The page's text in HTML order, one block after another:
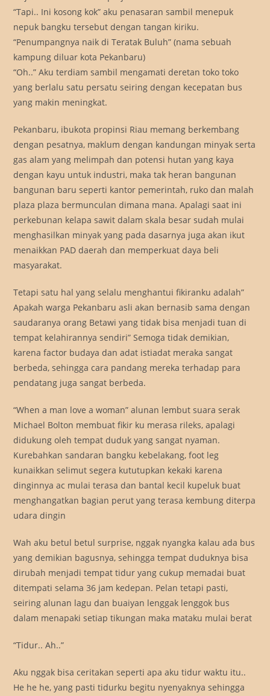
“Tapi.. Ini kosong kok” aku penasaran sambil menepuk
nepuk bangku tersebut dengan tangan kiriku.
“Penumpangnya naik di Teratak Buluh” (nama sebuah
kampung diluar kota Pekanbaru)
“Oh..” Aku terdiam sambil mengamati deretan toko toko
yang berlalu satu persatu seiring dengan kecepatan bus
yang makin meningkat.
Pekanbaru, ibukota propinsi Riau memang berkembang
dengan pesatnya, maklum dengan kandungan minyak serta
gas alam yang melimpah dan potensi hutan yang kaya
dengan kayu untuk industri, maka tak heran bangunan
bangunan baru seperti kantor pemerintah, ruko dan malah
plaza plaza bermunculan dimana mana. Apalagi saat ini
perkebunan kelapa sawit dalam skala besar sudah mulai
menghasilkan minyak yang pada dasarnya juga akan ikut
menaikkan PAD daerah dan memperkuat daya beli
masyarakat.
Tetapi satu hal yang selalu menghantui fikiranku adalah”
Apakah warga Pekanbaru asli akan bernasib sama dengan
saudaranya orang Betawi yang tidak bisa menjadi tuan di
tempat kelahirannya sendiri” Semoga tidak demikian,
karena factor budaya dan adat istiadat meraka sangat
berbeda, sehingga cara pandang mereka terhadap para
pendatang juga sangat berbeda.
“When a man love a woman” alunan lembut suara serak
Michael Bolton membuat fikir ku merasa rileks, apalagi
didukung oleh tempat duduk yang sangat nyaman.
Kurebahkan sandaran bangku kebelakang, foot leg
kunaikkan selimut segera kututupkan kekaki karena
dinginnya ac mulai terasa dan bantal kecil kupeluk buat
menghangatkan bagian perut yang terasa kembung diterpa
udara dingin
Wah aku betul betul surprise, nggak nyangka kalau ada bus
yang demikian bagusnya, sehingga tempat duduknya bisa
dirubah menjadi tempat tidur yang cukup memadai buat
ditempati selama 36 jam kedepan. Pelan tetapi pasti,
seiring alunan lagu dan buaiyan lenggak lenggok bus
dalam menapaki setiap tikungan maka mataku mulai berat
“Tidur.. Ah..”
Aku nggak bisa ceritakan seperti apa aku tidur waktu itu..
He he he, yang pasti tidurku begitu nyenyaknya sehingga